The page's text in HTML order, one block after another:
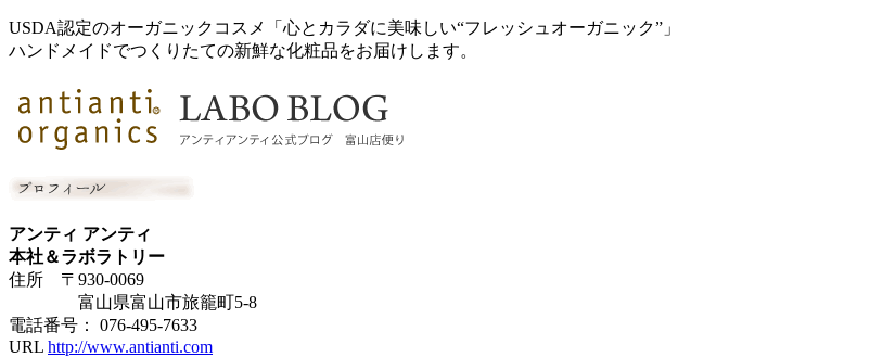
USDA認定のオーガニックコスメ「心とカラダに美味しい“フレッシュオーガニック”」
ハンドメイドでつくりたての新鮮な化粧品をお届けします。
アンティ アンティ
本社＆ラボラトリー
住所 〒930-0069
富山県富山市旅籠町5-8
電話番号： 076-495-7633
URL http://www.antianti.com